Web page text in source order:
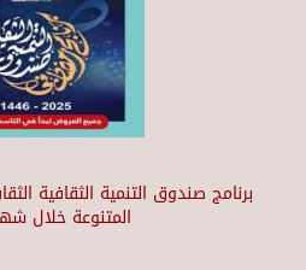
برنامج صندوق التنمية الثقافية
المتنوعة خلال